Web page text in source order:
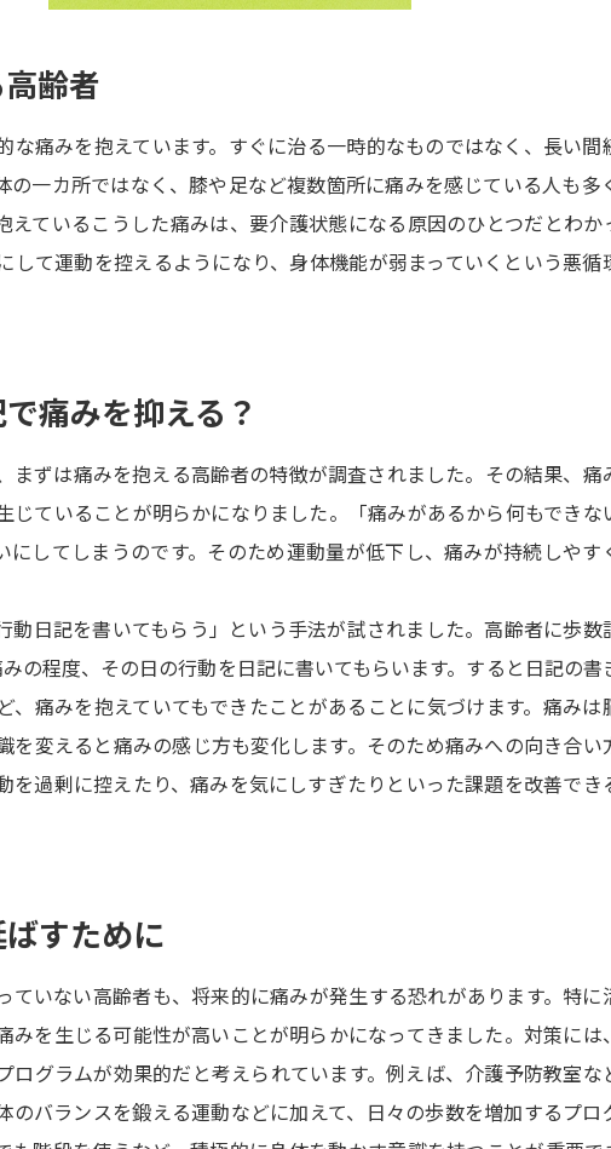
大学で学べる
新増設大学・学部
データサイエンス
進路の３択
新
オープンキャンパ
来場型・Web型イ
志望校・出願
併願校選び 受
大学で学びた
学問のミニ講義「
齢者
な痛みを抱えています。すぐに治る一時的なものではなく、長い間
の一カ所ではなく、膝や足など複数箇所に痛みを感じている人も多
えているこうした痛みは、要介護状態になる原因のひとつだとわか
して運動を控えるようになり、身体機能が弱まっていくという悪循
痛みを抑える？
まずは痛みを抱える高齢者の特徴が調査されました。その結果、痛
じていることが明らかになりました。「痛みがあるから何もできな
にしてしまうのです。そのため運動量が低下し、痛みが持続しやす
動日記を書いてもらう」という手法が試されました。高齢者に歩数
の程度、その日の行動を日記に書いてもらいます。すると日記の書
、痛みを抱えていてもできたことがあることに気づけます。痛みは
を変えると痛みの感じ方も変化します。そのため痛みへの向き合い
を過剰に控えたり、痛みを気にしすぎたりといった課題を改善でき
すために
ていない高齢者も、将来的に痛みが発生する恐れがあります。特に
みを生じる可能性が高いことが明らかになってきました。対策には
ログラムが効果的だと考えられています。例えば、介護予防教室な
のバランスを鍛える運動などに加えて、日々の歩数を増加するプロ